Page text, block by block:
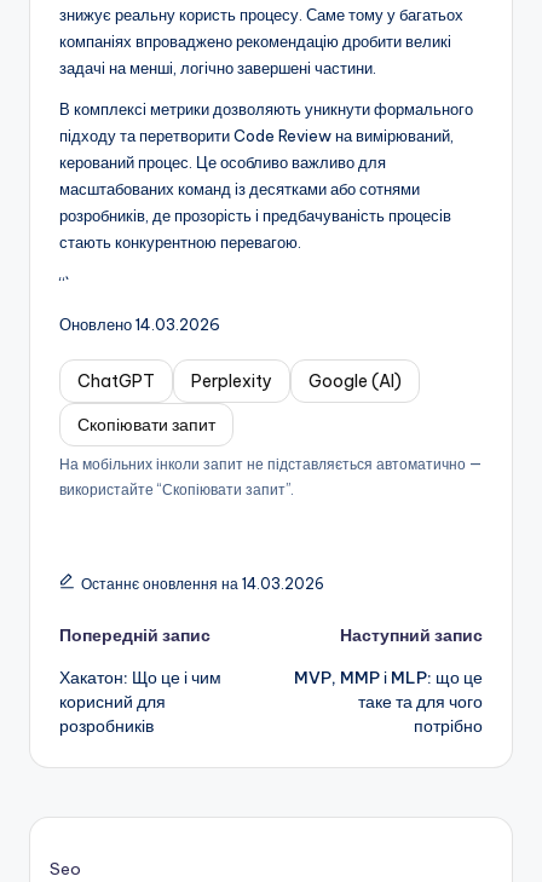
знижує реальну користь процесу. Саме тому у багатьох
компаніях впроваджено рекомендацію дробити великі
задачі на менші, логічно завершені частини.
В комплексі метрики дозволяють уникнути формального
підходу та перетворити Code Review на вимірюваний,
керований процес. Це особливо важливо для
масштабованих команд із десятками або сотнями
розробників, де прозорість і предбачуваність процесів
стають конкурентною перевагою.
“`
Оновлено 14.03.2026
ChatGPT Perplexity
Google (AI)
Скопіювати запит
На мобільних інколи запит не підставляється автоматично —
використайте “Скопіювати запит”.
Останнє оновлення на 14.03.2026
Навігація
по
запису
Попередній запис
Хакатон: Що це і чим
корисний для
розробників
Наступний запис
MVP, MMP і MLP: що це
таке та для чого
потрібно
Seo